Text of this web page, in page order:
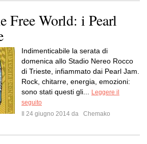
Free World: i Pearl
Indimenticabile la serata di
domenica allo Stadio Nereo Rocco
di Trieste, infiammato dai Pearl Jam.
Rock, chitarre, energia, emozioni:
sono stati questi gli...
Leggere il
seguito
Il 24 giugno 2014 da
Chemako